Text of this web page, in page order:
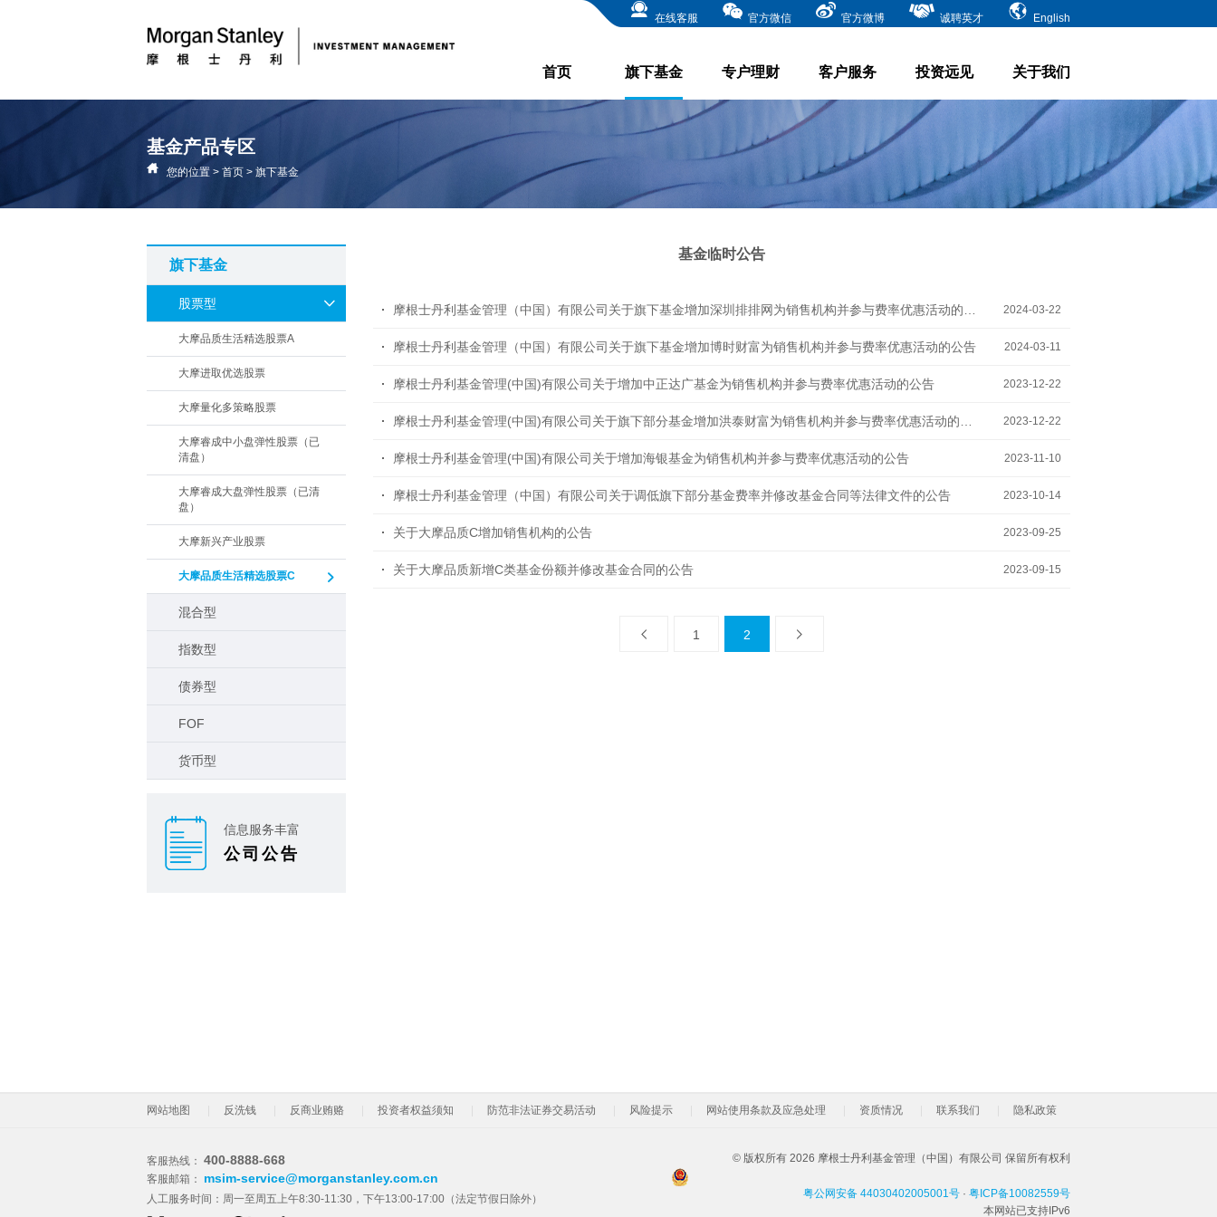
在线客服 官方微信 官方微博 诚聘英才 English
首页 旗下基金 专户理财 客户服务 投资远见 关于我们
基金产品专区
您的位置 > 首页 > 旗下基金
旗下基金
股票型
大摩品质生活精选股票A
大摩进取优选股票
大摩量化多策略股票
大摩睿成中小盘弹性股票（已
清盘）
大摩睿成大盘弹性股票（已清
盘）
大摩新兴产业股票
大摩品质生活精选股票C
混合型
指数型
债券型
FOF
货币型
信息服务丰富
公司公告
基金临时公告
2024-03-22
摩根士丹利基金管理（中国）有限公司关于旗下基金增加博时财富为销售机构并参与费率优惠活动的公告 2024-03-11
摩根士丹利基金管理(中国)有限公司关于增加中正达广基金为销售机构并参与费率优惠活动的公告 2023-12-22
2023-12-22
摩根士丹利基金管理(中国)有限公司关于增加海银基金为销售机构并参与费率优惠活动的公告 2023-11-10
摩根士丹利基金管理（中国）有限公司关于调低旗下部分基金费率并修改基金合同等法律文件的公告 2023-10-14
关于大摩品质C增加销售机构的公告 2023-09-25
关于大摩品质新增C类基金份额并修改基金合同的公告 2023-09-15
1 2
网站地图 反洗钱 反商业贿赂 投资者权益须知 防范非法证券交易活动 风险提示 网站使用条款及应急处理 资质情况 联系我们 隐私政策
客服热线： 400-8888-668
客服邮箱： msim-service@morganstanley.com.cn
人工服务时间：周一至周五上午8:30-11:30，下午13:00-17:00（法定节假日除外）
© 版权所有 2026 摩根士丹利基金管理（中国）有限公司 保留所有权利
粤公网安备 44030402005001号 · 粤ICP备10082559号
本网站已支持IPv6